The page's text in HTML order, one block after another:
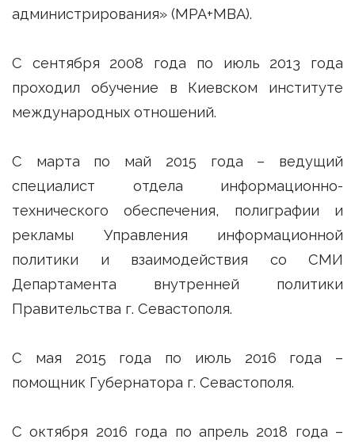
администрирования» (МРА+МВА).
С сентября 2008 года по июль 2013 года
проходил обучение в Киевском институте
международных отношений.
С марта по май 2015 года – ведущий
специалист отдела информационно-
технического обеспечения, полиграфии и
рекламы Управления информационной
политики и взаимодействия со СМИ
Департамента внутренней политики
Правительства г. Севастополя.
С мая 2015 года по июль 2016 года –
помощник Губернатора г. Севастополя.
С октября 2016 года по апрель 2018 года –